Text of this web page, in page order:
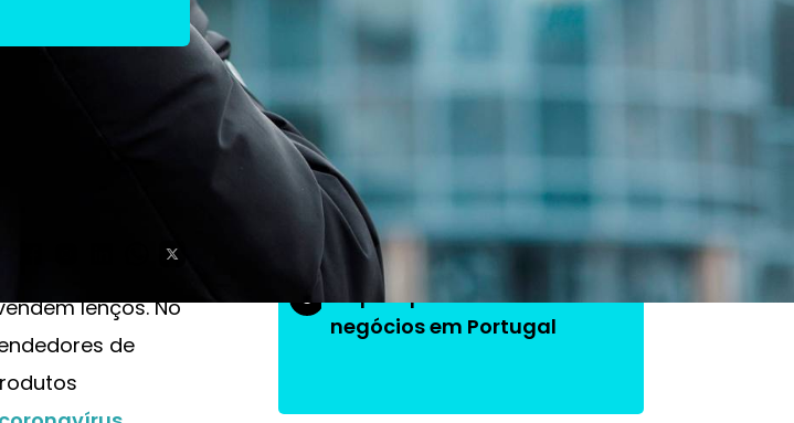
lenços. No
de
Do produto ao ecossistema:
2
Fim da Era do "Boa Gente"
na Empresa
3
O que aprendi fazendo
negócios em Portugal